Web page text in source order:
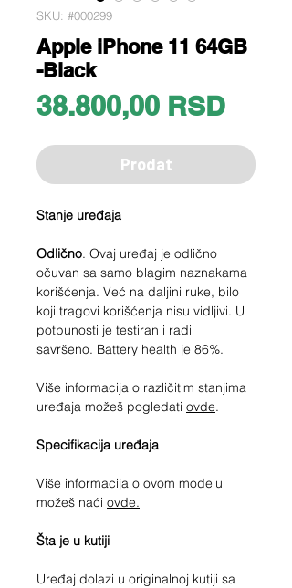
SKU: #000299
Apple iPhone 11 64GB
-Black
38.800,00 RSDPrice
Prodat
Stanje uređaja
Odlično. Ovaj uređaj je odlično
očuvan sa samo blagim naznakama
korišćenja. Već na daljini ruke, bilo
koji tragovi korišćenja nisu vidljivi. U
potpunosti je testiran i radi
savršeno. Battery health je 86%.
Više informacija o različitim stanjima
uređaja možeš pogledati ovde.
Specifikacija uređaja
Više informacija o ovom modelu
možeš naći ovde.
Šta je u kutiji
Uređaj dolazi u originalnoj kutiji sa